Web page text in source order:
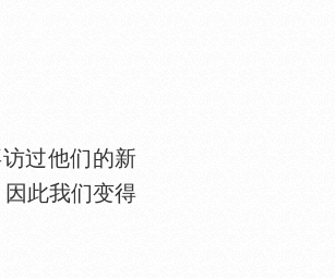
过他们的新
此我们变得